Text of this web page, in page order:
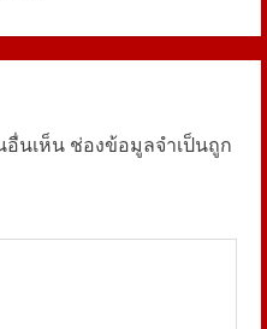
อื่นเห็น ช่องข้อมูลจำเป็นถูก